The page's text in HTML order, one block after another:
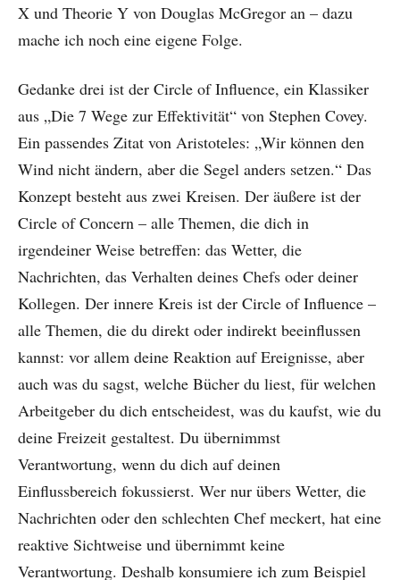
X und Theorie Y von Douglas McGregor an – dazu
mache ich noch eine eigene Folge.
Gedanke drei ist der Circle of Influence, ein Klassiker
aus „Die 7 Wege zur Effektivität“ von Stephen Covey.
Ein passendes Zitat von Aristoteles: „Wir können den
Wind nicht ändern, aber die Segel anders setzen.“ Das
Konzept besteht aus zwei Kreisen. Der äußere ist der
Circle of Concern – alle Themen, die dich in
irgendeiner Weise betreffen: das Wetter, die
Nachrichten, das Verhalten deines Chefs oder deiner
Kollegen. Der innere Kreis ist der Circle of Influence –
alle Themen, die du direkt oder indirekt beeinflussen
kannst: vor allem deine Reaktion auf Ereignisse, aber
auch was du sagst, welche Bücher du liest, für welchen
Arbeitgeber du dich entscheidest, was du kaufst, wie du
deine Freizeit gestaltest. Du übernimmst
Verantwortung, wenn du dich auf deinen
Einflussbereich fokussierst. Wer nur übers Wetter, die
Nachrichten oder den schlechten Chef meckert, hat eine
reaktive Sichtweise und übernimmt keine
Verantwortung. Deshalb konsumiere ich zum Beispiel